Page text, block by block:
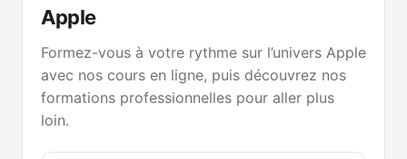
Apple
Formez-vous à votre rythme sur l’univers Apple
avec nos cours en ligne, puis découvrez nos
formations professionnelles pour aller plus
loin.